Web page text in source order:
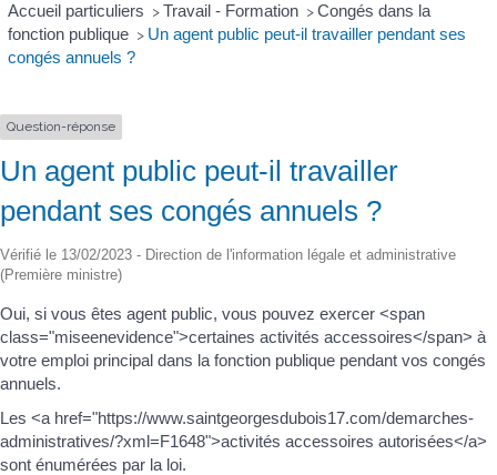
Accueil particuliers > Travail - Formation > Congés dans la
fonction publique > Un agent public peut-il travailler pendant ses
congés annuels ?
Question-réponse
Un agent public peut-il travailler
pendant ses congés annuels ?
Vérifié le 13/02/2023 - Direction de l'information légale et administrative
(Première ministre)
Oui, si vous êtes agent public, vous pouvez exercer <span
class="miseenevidence">certaines activités accessoires</span> à
votre emploi principal dans la fonction publique pendant vos congés
annuels.
Les <a href="https://www.saintgeorgesdubois17.com/demarches-
administratives/?xml=F1648">activités accessoires autorisées</a>
sont énumérées par la loi.